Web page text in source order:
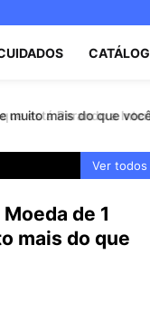
muito mais do que
está Parando a
Ver todos
Moeda de 1
mais do que